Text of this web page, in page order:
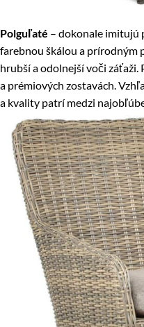
Polguľaté – dokonale imitujú
farebnou škálou a prírodným
hrubší a odolnejší voči záťaži.
a prémiových zostavách.
a kvality patrí medzi